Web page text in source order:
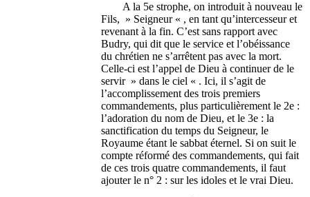
A la 5e strophe, on introduit à nouveau le
Fils, » Seigneur « , en tant qu’intercesseur et
revenant à la fin. C’est sans rapport avec
Budry, qui dit que le service et l’obéissance
du chrétien ne s’arrêtent pas avec la mort.
Celle-ci est l’appel de Dieu à continuer de le
servir » dans le ciel « . Ici, il s’agit de
l’accomplissement des trois premiers
commandements, plus particulièrement le 2e :
l’adoration du nom de Dieu, et le 3e : la
sanctification du temps du Seigneur, le
Royaume étant le sabbat éternel. Si on suit le
compte réformé des commandements, qui fait
de ces trois quatre commandements, il faut
ajouter le n° 2 : sur les idoles et le vrai Dieu.